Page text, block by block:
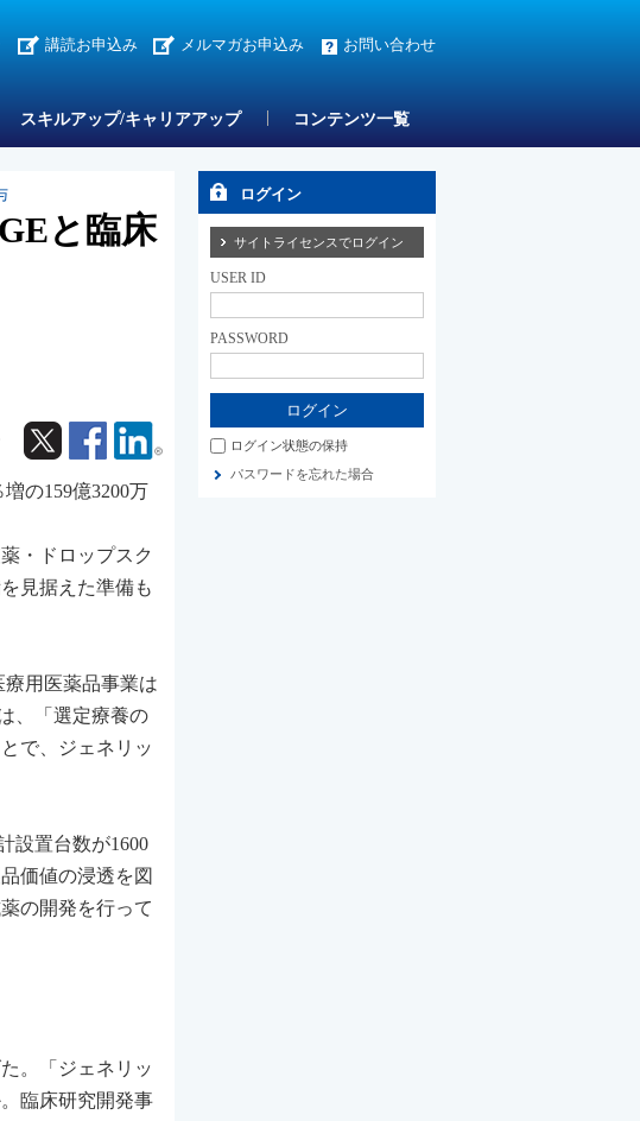
講読お申込み メルマガお申込み お問い合わせ
スキルアップ/キャリアアップ コンテンツ一覧
と臨床
Twitter Facebook Linkedin
の159億3200万
・ドロップスク
見据えた準備も
療用医薬品事業は
、「選定療養の
で、ジェネリッ
設置台数が1600
価値の浸透を図
の開発を行って
。「ジェネリッ
臨床研究開発事
ログイン
サイトライセンスでログイン
USER ID
PASSWORD
ログイン状態の保持
パスワードを忘れた場合